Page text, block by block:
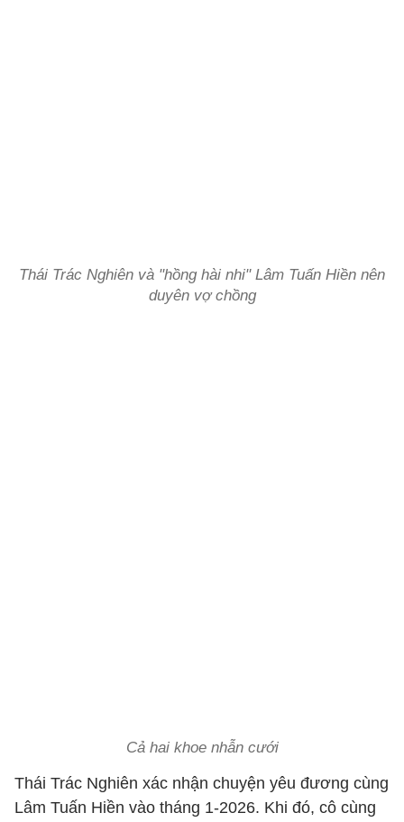
Thái Trác Nghiên và "hồng hài nhi" Lâm Tuấn Hiền nên
duyên vợ chồng
Cả hai khoe nhẫn cưới
Thái Trác Nghiên xác nhận chuyện yêu đương cùng
Lâm Tuấn Hiền vào tháng 1-2026. Khi đó, cô cùng